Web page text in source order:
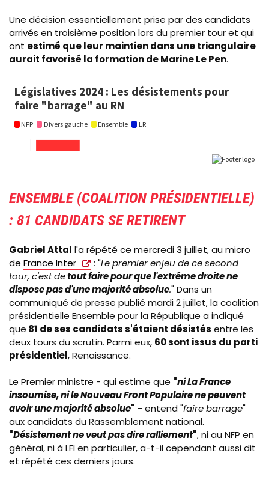
Une décision essentiellement prise par des candidats
arrivés en troisième position lors du premier tour et qui
ont estimé que leur maintien dans une triangulaire
aurait favorisé la formation de Marine Le Pen.
flourish
ENSEMBLE (COALITION PRÉSIDENTIELLE)
: 81 CANDIDATS SE RETIRENT
Gabriel Attal l'a répété ce mercredi 3 juillet, au micro
de France Inter : "Le premier enjeu de ce second
tour, c'est detout faire pour que l'extrême droite ne
dispose pas d'une majorité absolue." Dans un
communiqué de presse publié mardi 2 juillet, la coalition
présidentielle Ensemble pour la République a indiqué
que 81 de ses candidats s'étaient désistés entre les
deux tours du scrutin. Parmi eux, 60 sont issus du parti
présidentiel, Renaissance.
Le Premier ministre - qui estime que "ni La France
insoumise, ni le Nouveau Front Populaire ne peuvent
avoir une majorité absolue" - entend "faire barrage"
aux candidats du Rassemblement national.
"Désistement ne veut pas dire ralliement", ni au NFP en
général, ni à LFI en particulier, a-t-il cependant aussi dit
et répété ces derniers jours.